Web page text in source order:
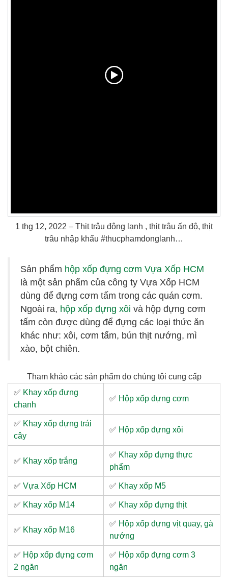
1 thg 12, 2022 – Thịt trâu đông lạnh , thịt trâu ấn độ, thịt
trâu nhập khẩu #thucphamdonglanh…
Sản phẩm hộp xốp đựng cơm Vựa Xốp HCM
là một sản phẩm của công ty Vựa Xốp HCM
dùng để đựng cơm tấm trong các quán cơm.
Ngoài ra, hộp xốp đựng xôi và hộp đựng cơm
tấm còn được dùng để đựng các loại thức ăn
khác như: xôi, cơm tấm, bún thịt nướng, mì
xào, bột chiên.
Tham khảo các sản phẩm do chúng tôi cung cấp
✅ Khay xốp đựng
chanh
✅ Hộp xốp đựng cơm
✅ Khay xốp đựng trái
cây
✅ Hộp xốp đựng xôi
✅ Khay xốp trắng
✅ Khay xốp đựng thực
phẩm
✅ Vựa Xốp HCM ✅ Khay xốp M5
✅ Khay xốp M14 ✅ Khay xốp đựng thịt
✅ Khay xốp M16
✅ Hộp xốp đựng vịt quay, gà
nướng
✅ Hộp xốp đựng cơm
2 ngăn
✅ Hộp xốp đựng cơm 3
ngăn